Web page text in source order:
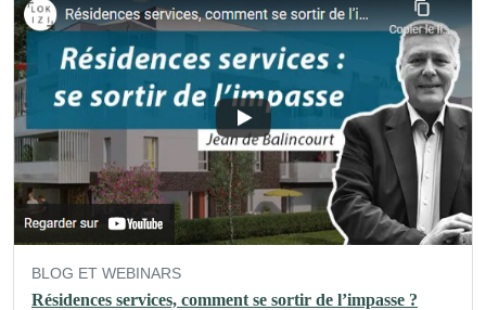
BLOG ET WEBINARS
Résidences services, comment se sortir de l’impasse ?